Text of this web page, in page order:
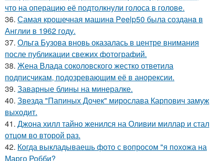
что на операцию её подтолкнули голоса в голове.
36. Самая крошечная машинa Peelp50 была созданa в
Англии в 1962 году.
37. Ольга Бузова вновь оказалась в центре внимания
после публикации свежих фотографий.
38. Жена Влада соколовского жестко ответила
подписчикам, подозревающим её в анорексии.
39. Заварные блины на минералке.
40. Звезда "Папиных Дочек" мирослава Карпович замуж
выходит.
41. Джона хилл тайно женился на Оливии миллар и стал
отцом во второй раз.
42. Когда выкладываешь фото с вопросом "я похожа на
Марго Робби?